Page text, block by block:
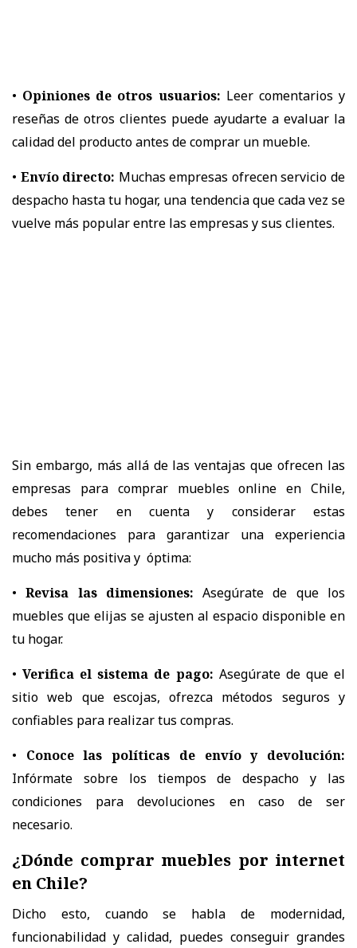
• Opiniones de otros usuarios: Leer comentarios y
reseñas de otros clientes puede ayudarte a evaluar la
calidad del producto antes de comprar un mueble.
• Envío directo: Muchas empresas ofrecen servicio de
despacho hasta tu hogar, una tendencia que cada vez se
vuelve más popular entre las empresas y sus clientes.
Sin embargo, más allá de las ventajas que ofrecen las
empresas para comprar muebles online en Chile,
debes tener en cuenta y considerar estas
recomendaciones para garantizar una experiencia
mucho más positiva y óptima:
•Revisa las dimensiones: Asegúrate de que los
muebles que elijas se ajusten al espacio disponible en
tu hogar.
•Verifica el sistema de pago: Asegúrate de que el
sitio web que escojas, ofrezca métodos seguros y
confiables para realizar tus compras.
• Conoce las políticas de envío y devolución:
Infórmate sobre los tiempos de despacho y las
condiciones para devoluciones en caso de ser
necesario.
¿Dónde comprar muebles por internet
en Chile?
Dicho esto, cuando se habla de modernidad,
funcionabilidad y calidad, puedes conseguir grandes